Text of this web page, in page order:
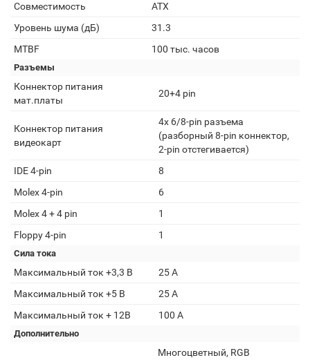
Совместимость
ATX
Уровень шума (дБ)
31.3
MTBF
100 тыс. часов
Разъемы
Коннектор питания
мат.платы
20+4 pin
Коннектор питания
видеокарт
4x 6/8-pin разъема
(разборный 8-pin коннектор,
2-pin отстегивается)
IDE 4-pin
8
Molex 4-pin
6
Molex 4 + 4 pin
1
Floppy 4-pin
1
Сила тока
Максимальный ток +3,3 В
25 А
Максимальный ток +5 В
25 А
Максимальный ток + 12В
100 А
Дополнительно
Многоцветный, RGB